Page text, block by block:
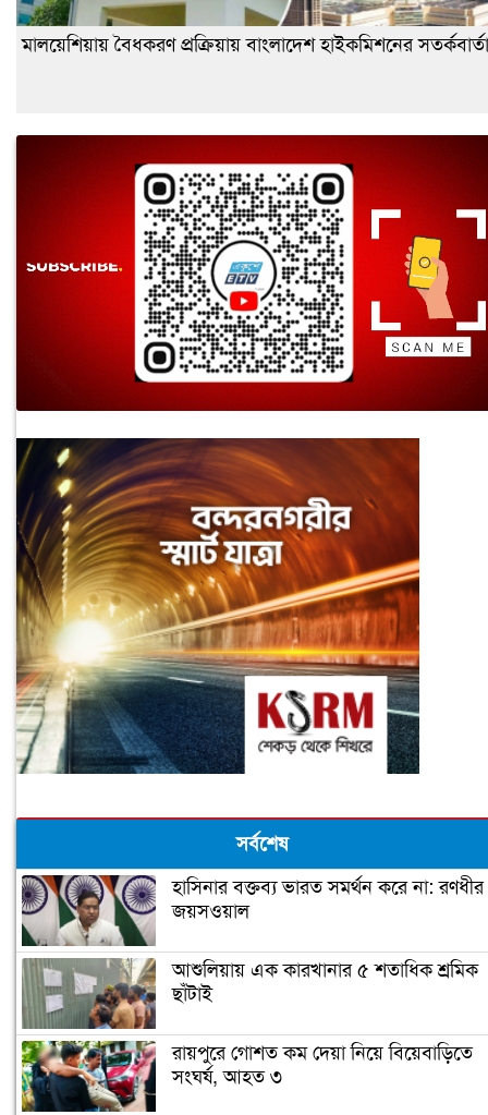
মালয়েশিয়ায় বৈধকরণ প্রক্রিয়ায় বাংলাদেশ হাইকমিশনের সতর্কবার্তা
সর্বশেষ
হাসিনার বক্তব্য ভারত সমর্থন করে না: রণধীর
জয়সওয়াল
আশুলিয়ায় এক কারখানার ৫ শতাধিক শ্রমিক
ছাঁটাই
রায়পুরে গোশত কম দেয়া নিয়ে বিয়েবাড়িতে
সংঘর্ষ, আহত ৩